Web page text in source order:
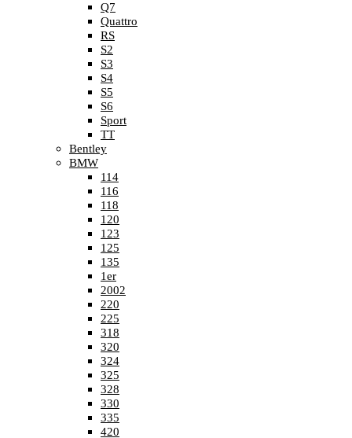
Q7
Quattro
RS
S2
S3
S4
S5
S6
Sport
TT
Bentley
BMW
114
116
118
120
123
125
135
1er
2002
220
225
318
320
324
325
328
330
335
420